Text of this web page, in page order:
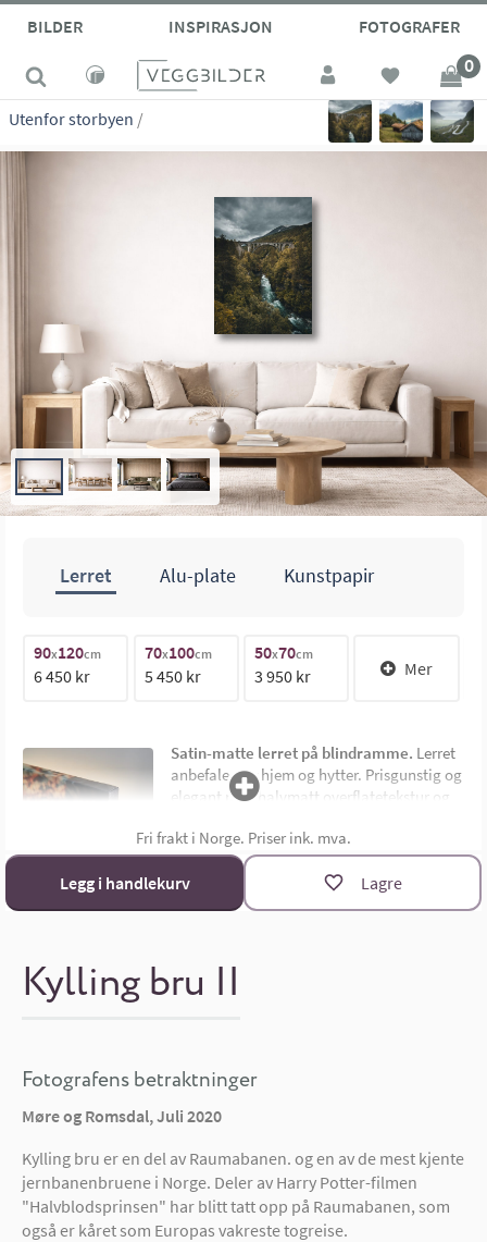
BILDER INSPIRASJON FOTOGRAFER
0
Utenfor storbyen /
Kylling bru II
Lerret Alu-plate Kunstpapir
90x120cm
6 450 kr
70x100cm
5 450 kr
50x70cm
3 950 kr Mer
Satin-matte lerret på blindramme. Lerret
anbefales for hjem og hytter. Prisgunstig og
elegant med halvmatt overflatetekstur og
limtre blindramme. Bildemål oppgis som
bredde x høyde i cm.Materialoversikt
Størrelsekalkulator
Fri frakt i Norge. Priser ink. mva.
Legg i handlekurv Lagre
Fotografens betraktninger
Møre og Romsdal, Juli 2020
Kylling bru er en del av Raumabanen. og en av de mest kjente
jernbanenbruene i Norge. Deler av Harry Potter-filmen
"Halvblodsprinsen" har blitt tatt opp på Raumabanen, som
også er kåret som Europas vakreste togreise.